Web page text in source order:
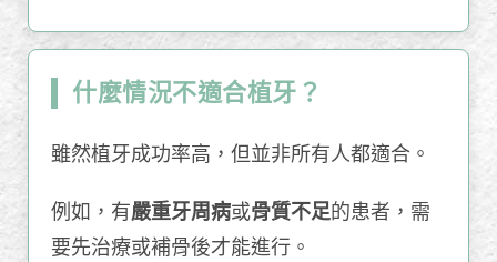
什麼情況不適合植牙？
雖然植牙成功率高，但並非所有人都適合。
例如，有嚴重牙周病或骨質不足的患者，需
要先治療或補骨後才能進行。